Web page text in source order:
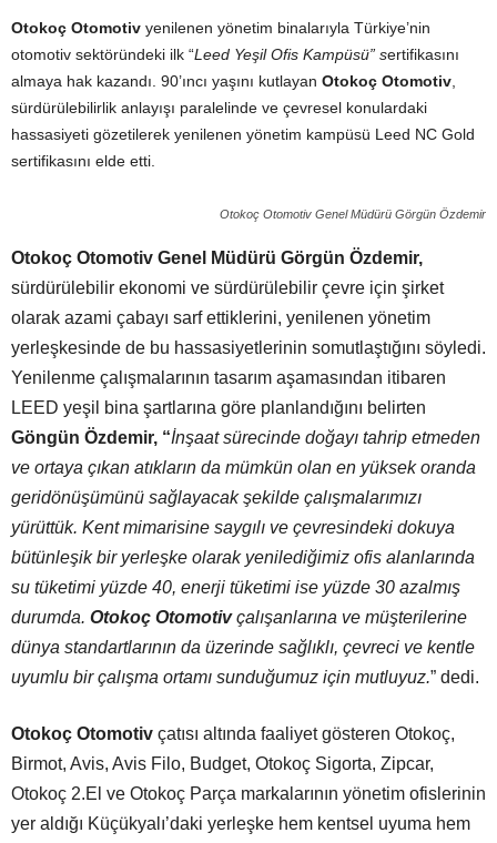
Otokoç Otomotiv yenilenen yönetim binalarıyla Türkiye’nin
otomotiv sektöründeki ilk “Leed Yeşil Ofis Kampüsü” sertifikasını
almaya hak kazandı. 90’ıncı yaşını kutlayan Otokoç Otomotiv
sürdürülebilirlik anlayışı paralelinde ve çevresel konulardaki
hassasiyeti gözetilerek yenilenen yönetim kampüsü Leed NC Gold
sertifikasını elde etti.
Otokoç Otomotiv Genel Müdürü Görgün Özdemir
Otokoç Otomotiv Genel Müdürü Görgün Özdemir,
sürdürülebilir ekonomi ve sürdürülebilir çevre için şirket
olarak azami çabayı sarf ettiklerini, yenilenen yönetim
yerleşkesinde de bu hassasiyetlerinin somutlaştığını söyledi.
Yenilenme çalışmalarının tasarım aşamasından itibaren
LEED yeşil bina şartlarına göre planlandığını belirten
Göngün Özdemir, “İnşaat sürecinde doğayı tahrip etmeden
ve ortaya çıkan atıkların da mümkün olan en yüksek oranda
geridönüşümünü sağlayacak şekilde çalışmalarımızı
yürüttük. Kent mimarisine saygılı ve çevresindeki dokuya
bütünleşik bir yerleşke olarak yenilediğimiz ofis alanlarında
su tüketimi yüzde 40, enerji tüketimi ise yüzde 30 azalmış
durumda. Otokoç Otomotivçalışanlarına ve müşterilerine
dünya standartlarının da üzerinde sağlıklı, çevreci ve kentle
uyumlu bir çalışma ortamı sunduğumuz için mutluyuz.” dedi.
Otokoç Otomotiv çatısı altında faaliyet gösteren Otokoç,
Birmot, Avis, Avis Filo, Budget, Otokoç Sigorta, Zipcar,
Otokoç 2.El ve Otokoç Parça markalarının yönetim ofislerinin
yer aldığı Küçükyalı’daki yerleşke hem kentsel uyuma hem